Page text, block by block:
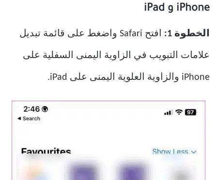
iPhone و iPad
الخطوة 1: افتح Safari واضغط على قائمة تبديل
علامات التبويب في الزاوية اليمنى السفلية على
iPhone والزاوية العلوية اليمنى على iPad.